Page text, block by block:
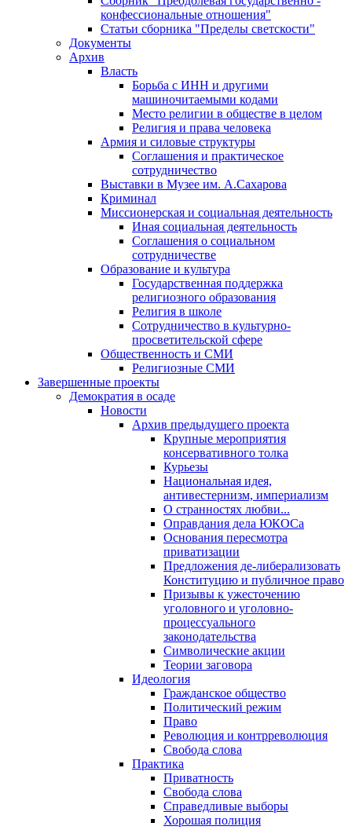
конфессиональные отношения"
Статьи сборника "Пределы светскости"
Документы
Архив
Власть
Борьба с ИНН и другими
машиночитаемыми кодами
Место религии в обществе в целом
Религия и права человека
Армия и силовые структуры
Соглашения и практическое
сотрудничество
Выставки в Музее им. А.Сахарова
Криминал
Миссионерская и социальная деятельность
Иная социальная деятельность
Соглашения о социальном
сотрудничестве
Образование и культура
Государственная поддержка
религиозного образования
Религия в школе
Сотрудничество в культурно-
просветительской сфере
Общественность и СМИ
Религиозные СМИ
Завершенные проекты
Демократия в осаде
Новости
Архив предыдущего проекта
Крупные мероприятия
консервативного толка
Курьезы
Национальная идея,
антивестернизм, империализм
О странностях любви...
Оправдания дела ЮКОСа
Основания пересмотра
приватизации
Предложения де-либерализовать
Конституцию и публичное право
Призывы к ужесточению
уголовного и уголовно-
процессуального
законодательства
Символические акции
Теории заговора
Идеология
Гражданское общество
Политический режим
Право
Революция и контрреволюция
Свобода слова
Практика
Приватность
Свобода слова
Справедливые выборы
Хорошая полиция